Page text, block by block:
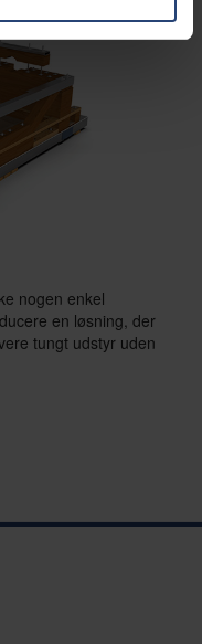
nogen enkel
en løsning, der
tungt udstyr uden